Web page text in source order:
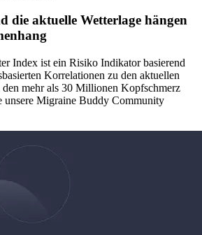
die aktuelle Wetterlage hängen
Index ist ein Risiko Indikator basierend
Korrelationen zu den aktuellen
den mehr als 30 Millionen Kopfschmerz
unsere Migraine Buddy Community